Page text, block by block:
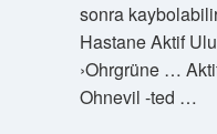
sonra
Hastane Aktif
›Ohrgrüne …
Ohnevil -ted …